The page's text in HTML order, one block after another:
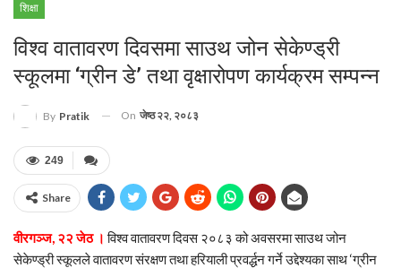
शिक्षा
विश्व वातावरण दिवसमा साउथ जोन सेकेण्ड्री
स्कूलमा ‘ग्रीन डे’ तथा वृक्षारोपण कार्यक्रम सम्पन्न
By Pratik On जेष्ठ २२, २०८३
249
Share
वीरगञ्ज, २२ जेठ । विश्व वातावरण दिवस २०८३ को अवसरमा साउथ जोन
सेकेण्ड्री स्कूलले वातावरण संरक्षण तथा हरियाली प्रवर्द्धन गर्ने उद्देश्यका साथ ‘ग्रीन